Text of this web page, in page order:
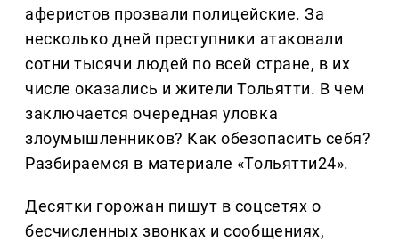
аферистов прозвали полицейские. За
несколько дней преступники атаковали
сотни тысячи людей по всей стране, в их
числе оказались и жители Тольятти. В чем
заключается очередная уловка
злоумышленников? Как обезопасить себя?
Разбираемся в материале «Тольятти24».
Десятки горожан пишут в соцсетях о
бесчисленных звонках и сообщениях,